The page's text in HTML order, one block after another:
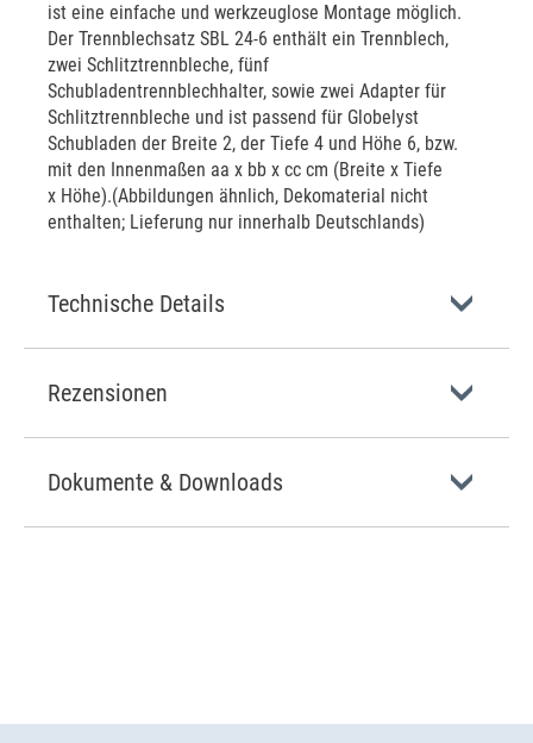
ist eine einfache und werkzeuglose Montage möglich.
Der Trennblechsatz SBL 24-6 enthält ein Trennblech,
zwei Schlitztrennbleche, fünf
Schubladentrennblechhalter, sowie zwei Adapter für
Schlitztrennbleche und ist passend für Globelyst
Schubladen der Breite 2, der Tiefe 4 und Höhe 6, bzw.
mit den Innenmaßen aa x bb x cc cm (Breite x Tiefe
x Höhe).(Abbildungen ähnlich, Dekomaterial nicht
enthalten; Lieferung nur innerhalb Deutschlands)
Technische Details
Rezensionen
Dokumente & Downloads